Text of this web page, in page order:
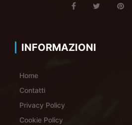
INFORMAZIONI
Home
Contatti
Privacy Policy
Cookie Policy